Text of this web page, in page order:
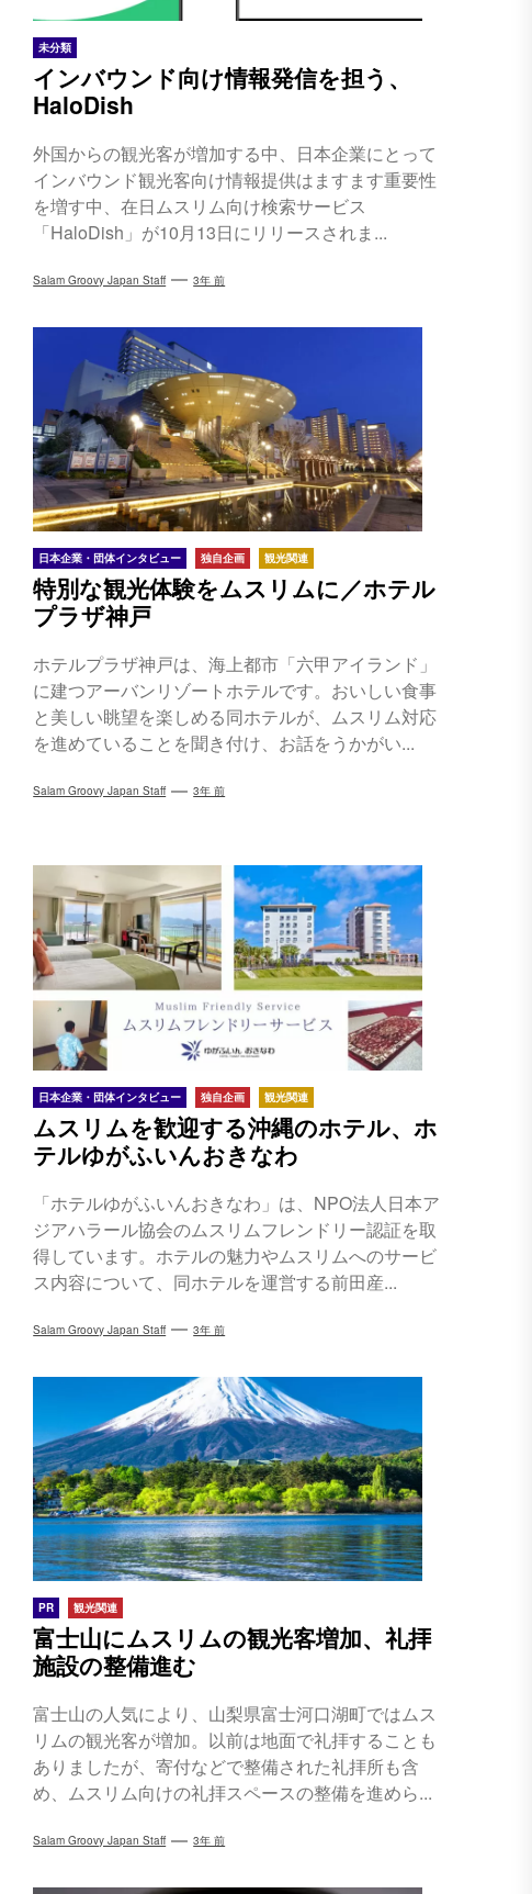
未分類
インバウンド向け情報発信を担う、
HaloDish
外国からの観光客が増加する中、日本企業にとって
インバウンド観光客向け情報提供はますます重要性
を増す中、在日ムスリム向け検索サービス
「HaloDish」が10月13日にリリースされま...
Salam Groovy Japan Staff 3年 前
日本企業・団体インタビュー 独自企画 観光関連
特別な観光体験をムスリムに／ホテル
プラザ神戸
ホテルプラザ神戸は、海上都市「六甲アイランド」
に建つアーバンリゾートホテルです。おいしい食事
と美しい眺望を楽しめる同ホテルが、ムスリム対応
を進めていることを聞き付け、お話をうかがい...
Salam Groovy Japan Staff 3年 前
日本企業・団体インタビュー 独自企画 観光関連
ムスリムを歓迎する沖縄のホテル、ホ
テルゆがふいんおきなわ
「ホテルゆがふいんおきなわ」は、NPO法人日本ア
ジアハラール協会のムスリムフレンドリー認証を取
得しています。ホテルの魅力やムスリムへのサービ
ス内容について、同ホテルを運営する前田産...
Salam Groovy Japan Staff 3年 前
PR 観光関連
富士山にムスリムの観光客増加、礼拝
施設の整備進む
富士山の人気により、山梨県富士河口湖町ではムス
リムの観光客が増加。以前は地面で礼拝することも
ありましたが、寄付などで整備された礼拝所も含
め、ムスリム向けの礼拝スペースの整備を進めら...
Salam Groovy Japan Staff 3年 前